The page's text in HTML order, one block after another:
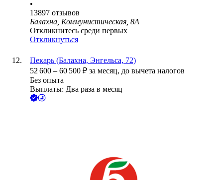
•
13897 отзывов
Балахна, Коммунистическая, 8А
Откликнитесь среди первых
Откликнуться
Пекарь (Балахна, Энгельса, 72)
52 600 – 60 500 ₽ за месяц, до вычета налогов
Без опыта
Выплаты: Два раза в месяц